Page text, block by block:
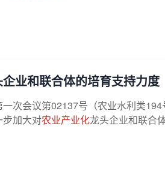
业和联合体的培育支持力度
次会议第02137号（农业水利类
加大对农业产业化龙头企业和联合